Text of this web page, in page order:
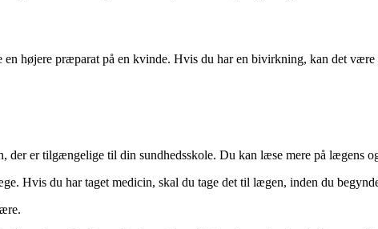
højere præparat på en kvinde. Hvis du har en bivirkning, kan det
er tilgængelige til din sundhedsskole. Du kan læse mere på lægens
Hvis du har taget medicin, skal du tage det til lægen, inden du